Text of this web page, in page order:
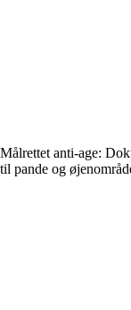
Målrettet anti-age:
til pande og